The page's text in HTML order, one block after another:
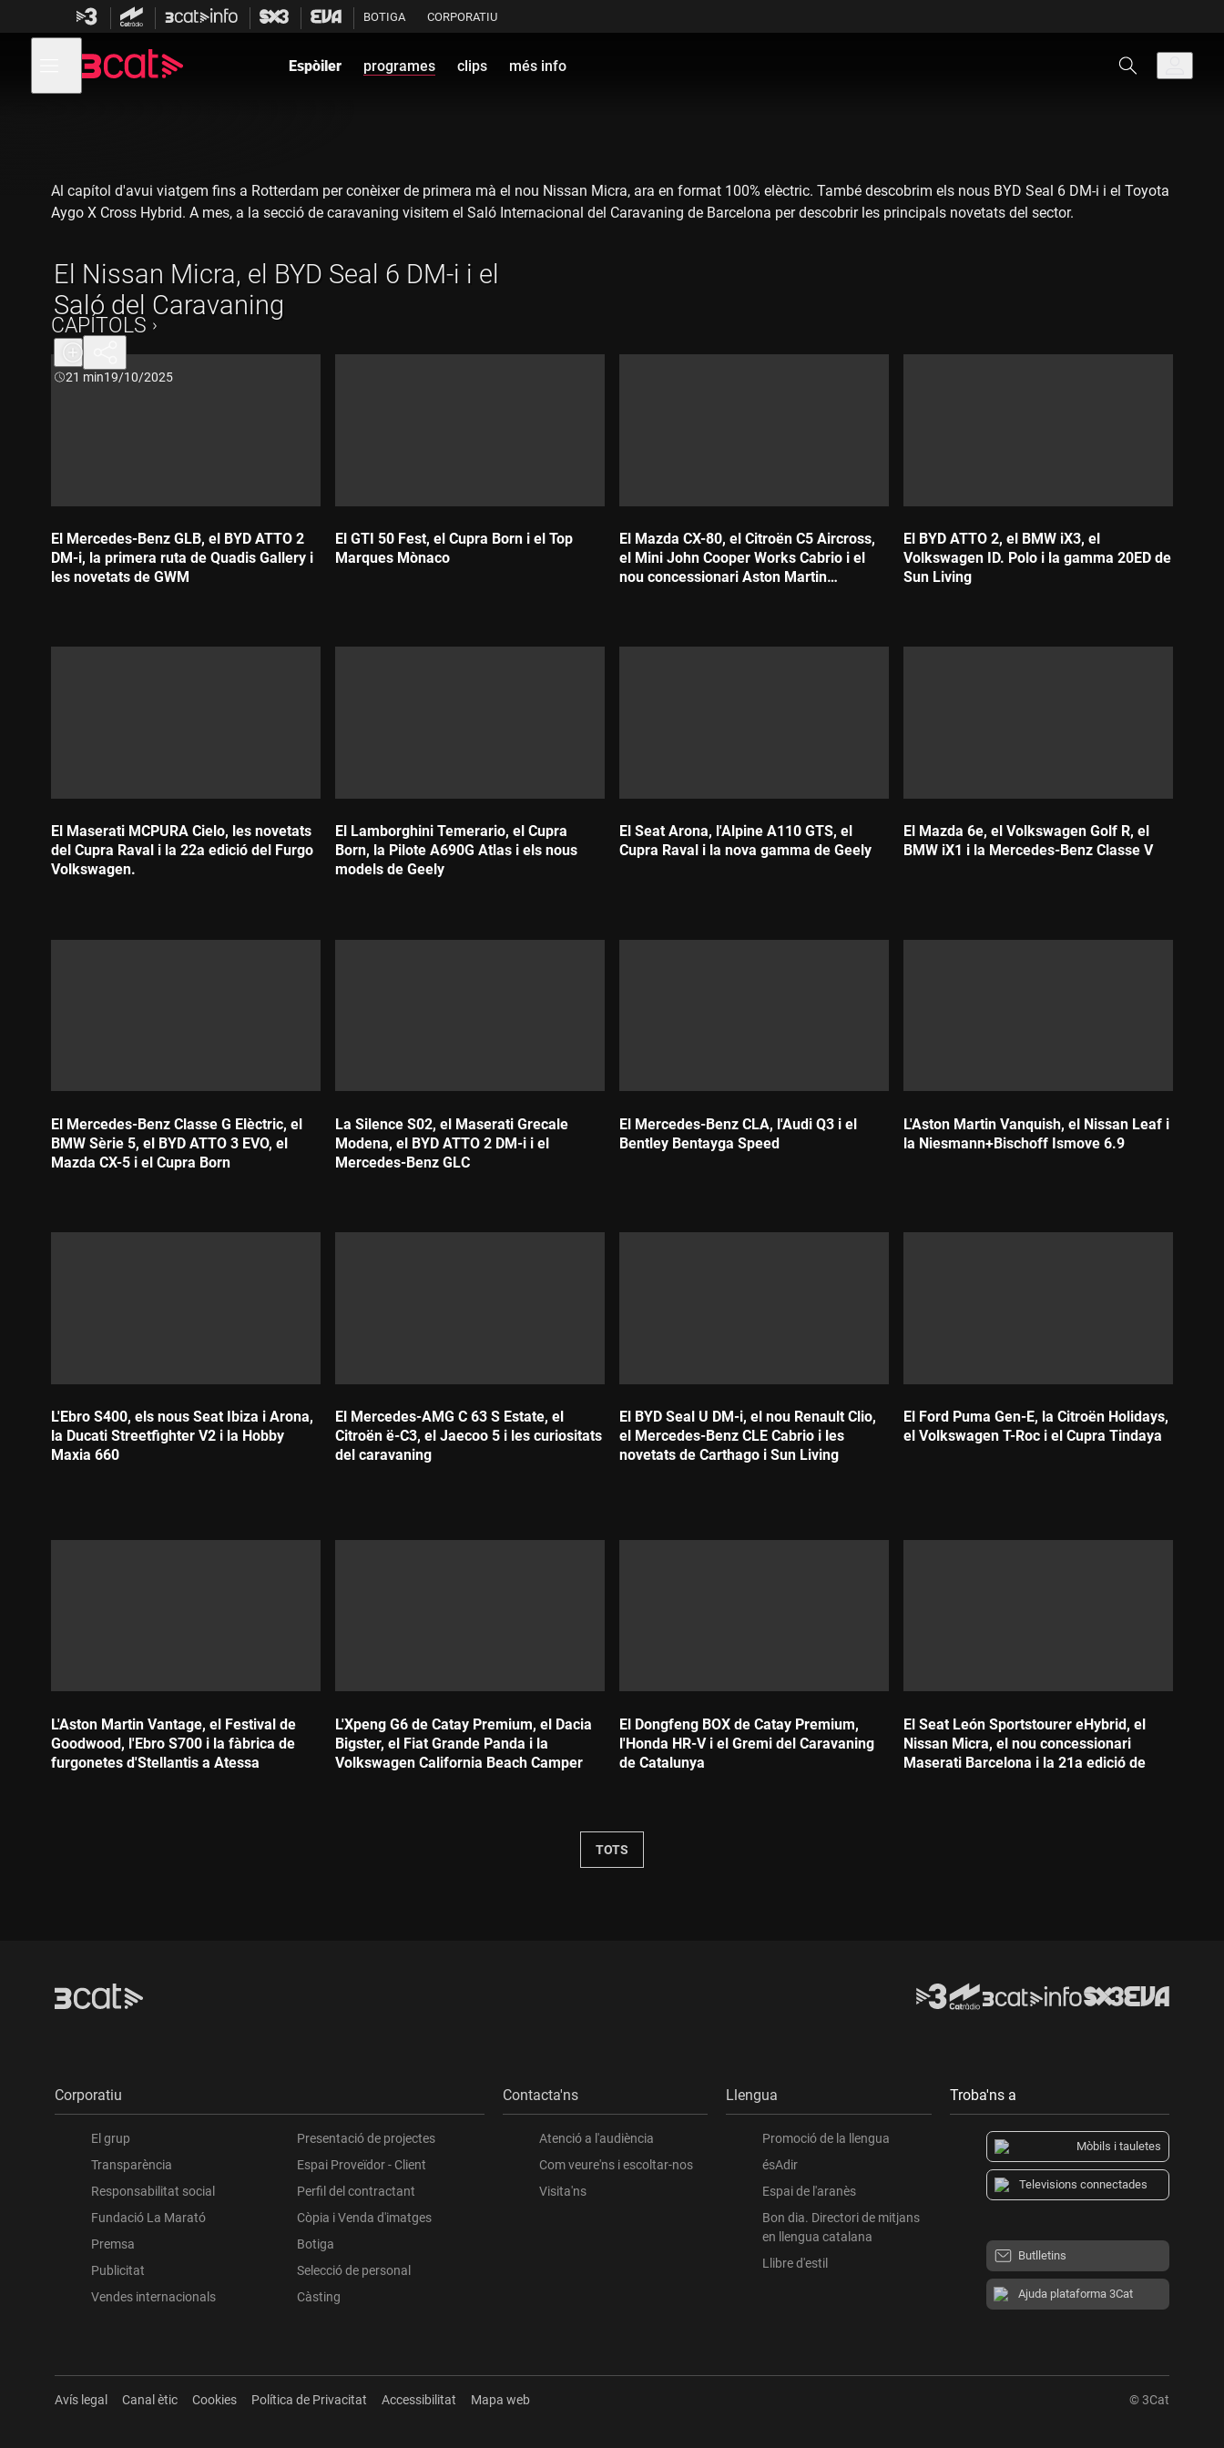
contingut
BOTIGA CORPORATIU
menú
de
Espòiler programes clips més info
El Nissan Micra, el BYD Seal 6 DM-i i el
Saló del Caravaning
Durada:
21 min19/10/2025
Al capítol d'avui viatgem fins a Rotterdam per conèixer de primera mà el nou Nissan Micra, ara en format 100% elèctric. També descobrim els nous BYD Seal 6 DM-i i el Toyota
Aygo X Cross Hybrid. A mes, a la secció de caravaning visitem el Saló Internacional del Caravaning de Barcelona per descobrir les principals novetats del sector.
CAPÍTOLS
El Mercedes-Benz GLB, el BYD ATTO 2
DM-i, la primera ruta de Quadis Gallery i
les novetats de GWM
El GTI 50 Fest, el Cupra Born i el Top
Marques Mònaco
El Mazda CX-80, el Citroën C5 Aircross,
el Mini John Cooper Works Cabrio i el
nou concessionari Aston Martin
El BYD ATTO 2, el BMW iX3, el
Volkswagen ID. Polo i la gamma 20ED de
Sun Living
El Maserati MCPURA Cielo, les novetats
del Cupra Raval i la 22a edició del Furgo
Volkswagen.
El Lamborghini Temerario, el Cupra
Born, la Pilote A690G Atlas i els nous
models de Geely
El Seat Arona, l'Alpine A110 GTS, el
Cupra Raval i la nova gamma de Geely
El Mazda 6e, el Volkswagen Golf R, el
BMW iX1 i la Mercedes-Benz Classe V
El Mercedes-Benz Classe G Elèctric, el
BMW Sèrie 5, el BYD ATTO 3 EVO, el
Mazda CX-5 i el Cupra Born
La Silence S02, el Maserati Grecale
Modena, el BYD ATTO 2 DM-i i el
Mercedes-Benz GLC
El Mercedes-Benz CLA, l'Audi Q3 i el
Bentley Bentayga Speed
L'Aston Martin Vanquish, el Nissan Leaf i
la Niesmann+Bischoff Ismove 6.9
L'Ebro S400, els nous Seat Ibiza i Arona,
la Ducati Streetfighter V2 i la Hobby
Maxia 660
El Mercedes-AMG C 63 S Estate, el
Citroën ë-C3, el Jaecoo 5 i les curiositats
del caravaning
El BYD Seal U DM-i, el nou Renault Clio,
el Mercedes-Benz CLE Cabrio i les
novetats de Carthago i Sun Living
El Ford Puma Gen-E, la Citroën Holidays,
el Volkswagen T-Roc i el Cupra Tindaya
L'Aston Martin Vantage, el Festival de
Goodwood, l'Ebro S700 i la fàbrica de
furgonetes d'Stellantis a Atessa
L'Xpeng G6 de Catay Premium, el Dacia
Bigster, el Fiat Grande Panda i la
Volkswagen California Beach Camper
El Dongfeng BOX de Catay Premium,
l'Honda HR-V i el Gremi del Caravaning
de Catalunya
El Seat León Sportstourer eHybrid, el
Nissan Micra, el nou concessionari
Maserati Barcelona i la 21a edició de
TOTS
Corporatiu
El grup
Transparència
Responsabilitat social
Fundació La Marató
Premsa
Publicitat
Vendes internacionals
Presentació de projectes
Espai Proveïdor - Client
Perfil del contractant
Còpia i Venda d'imatges
Botiga
Selecció de personal
Càsting
Contacta'ns
Atenció a l'audiència
Com veure'ns i escoltar-nos
Visita'ns
Llengua
Promoció de la llengua
ésAdir
Espai de l'aranès
Bon dia. Directori de mitjans
en llengua catalana
Llibre d'estil
Troba'ns a
Mòbils i tauletes
Televisions connectades
Butlletins
Ajuda plataforma 3Cat
Avís legal Canal ètic Cookies Política de Privacitat Accessibilitat Mapa web © 3Cat